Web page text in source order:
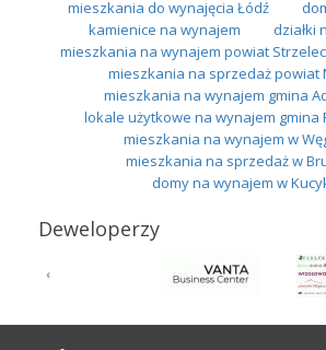
mieszkania do wynajęcia Łódź
kamienice na wynajem
działki
mieszkania na wynajem powiat
mieszkania na sprzedaż powiat
mieszkania na wynajem gmina
lokale użytkowe na wynajem gmina
mieszkania na wynajem w
mieszkania na sprzedaż w
domy na wynajem w
Deweloperzy